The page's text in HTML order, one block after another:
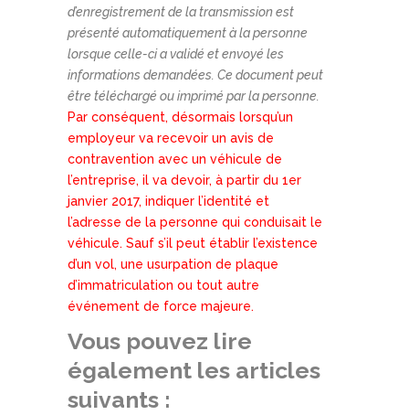
d’enregistrement de la transmission est
présenté automatiquement à la personne
lorsque celle-ci a validé et envoyé les
informations demandées. Ce document peut
être téléchargé ou imprimé par la personne.
Par conséquent, désormais lorsqu’un
employeur va recevoir un avis de
contravention avec un véhicule de
l’entreprise, il va devoir, à partir du 1er
janvier 2017, indiquer l’identité et
l’adresse de la personne qui conduisait le
véhicule. Sauf s’il peut établir l’existence
d’un vol, une usurpation de plaque
d’immatriculation ou tout autre
événement de force majeure.
Vous pouvez lire
également les articles
suivants :